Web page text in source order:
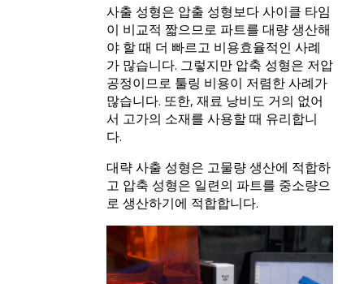
사출 성형은 압출 성형보다 사이클 타임
이 비교적 짧으므로 파트를 대량 생산해
야 할 때 더 빠르고 비용효율적인 사례
가 많습니다. 그렇지만 압축 성형은 저압
공정이므로 툴링 비용이 저렴한 사례가
많습니다. 또한, 재료 낭비도 거의 없어
서 고가의 소재를 사용할 때 유리합니
다.
대략 사출 성형은 고물량 생산에 적합하
고 압축 성형은 일련의 파트를 중소량으
로 생산하기에 적합합니다.